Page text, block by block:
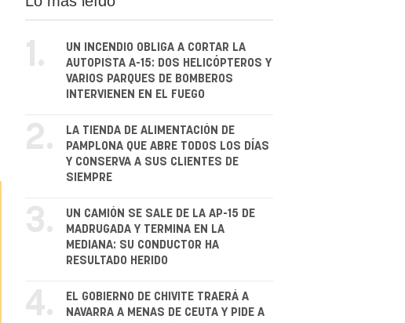
1.
UN INCENDIO OBLIGA A CORTAR LA
AUTOPISTA A-15: DOS HELICÓPTEROS Y
VARIOS PARQUES DE BOMBEROS
INTERVIENEN EN EL FUEGO
2.
LA TIENDA DE ALIMENTACIÓN DE
PAMPLONA QUE ABRE TODOS LOS DÍAS
Y CONSERVA A SUS CLIENTES DE
SIEMPRE
3.
UN CAMIÓN SE SALE DE LA AP-15 DE
MADRUGADA Y TERMINA EN LA
MEDIANA: SU CONDUCTOR HA
RESULTADO HERIDO
4.
EL GOBIERNO DE CHIVITE TRAERÁ A
NAVARRA A MENAS DE CEUTA Y PIDE A